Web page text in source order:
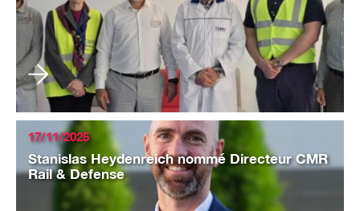
17/11/2025
Stanislas Heydenreich nommé Directeur CMR
Rail & Defense